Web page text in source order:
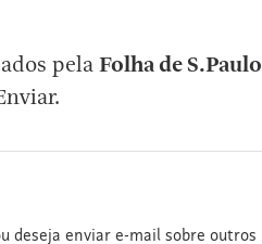
pelaFolha de S.Paulo
deseja enviar e-mail sobre outros